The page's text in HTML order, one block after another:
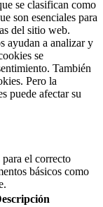
se clasifican como
son esenciales para
del sitio web.
ayudan a analizar y
se
También
Pero la
puede afectar su
para el correcto
básicos como